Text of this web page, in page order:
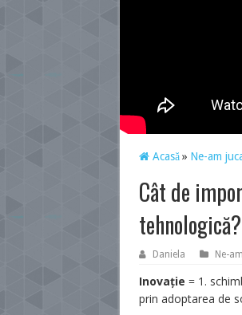
Acasă » Ne-am
Cât de
tehnologică?
Daniela Ne-
Inovație = 1.
prin adoptarea de